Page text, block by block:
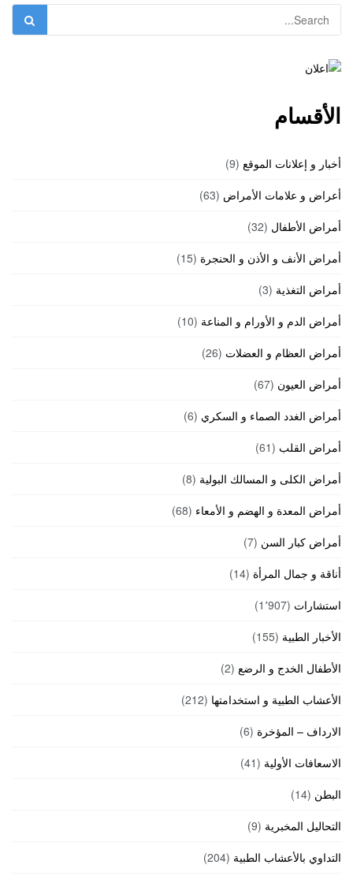
الأقسام
أخبار و إعلانات الموقع (9)
أعراض و علامات الأمراض (63)
أمراض الأطفال (32)
أمراض الأنف و الأذن و الحنجرة (15)
أمراض التغذية (3)
أمراض الدم و الأورام و المناعة (10)
أمراض العظام و العضلات (26)
أمراض العيون (67)
أمراض الغدد الصماء و السكري (6)
أمراض القلب (61)
أمراض الكلى و المسالك البولية (8)
أمراض المعدة و الهضم و الأمعاء (68)
أمراض كبار السن (7)
أناقة و جمال المرأة (14)
استشارات (1٬907)
الأخبار الطبية (155)
الأطفال الخدج و الرضع (2)
الأعشاب الطبية و استخدامتها (212)
الارداف – المؤخرة (6)
الاسعافات الأولية (41)
البطن (14)
التحاليل المخبرية (9)
التداوي بالأعشاب الطبية (204)